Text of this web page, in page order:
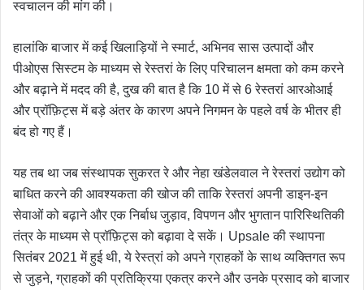
स्वचालन की मांग की।
हालांकि बाजार में कई खिलाड़ियों ने स्मार्ट, अभिनव सास उत्पादों और
पीओएस सिस्टम के माध्यम से रेस्तरां के लिए परिचालन क्षमता को कम करने
और बढ़ाने में मदद की है, दुख की बात है कि 10 में से 6 रेस्तरां आरओआई
और प्रॉफ़िट्स में बड़े अंतर के कारण अपने निगमन के पहले वर्ष के भीतर ही
बंद हो गए हैं।
यह तब था जब संस्थापक सुकरत रे और नेहा खंडेलवाल ने रेस्तरां उद्योग को
बाधित करने की आवश्यकता की खोज की ताकि रेस्तरां अपनी डाइन-इन
सेवाओं को बढ़ाने और एक निर्बाध जुड़ाव, विपणन और भुगतान पारिस्थितिकी
तंत्र के माध्यम से प्रॉफ़िट्स को बढ़ावा दे सकें। Upsale की स्थापना
सितंबर 2021 में हुई थी, ये रेस्त्रां को अपने ग्राहकों के साथ व्यक्तिगत रूप
से जुड़ने, ग्राहकों की प्रतिक्रिया एकत्र करने और उनके प्रसाद को बाजार